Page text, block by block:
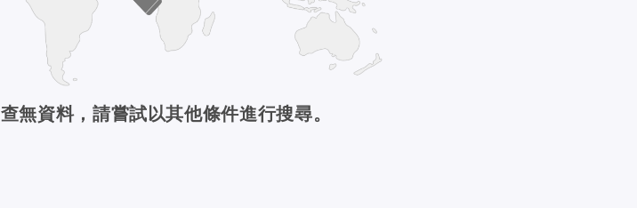
查無資料，請嘗試以其他條件進行搜尋。